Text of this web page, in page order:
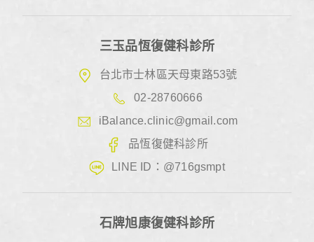
三玉品恆復健科診所
台北市士林區天母東路53號
02-28760666
iBalance.clinic@gmail.com
品恆復健科診所
LINE ID：@716gsmpt
石牌旭康復健科診所